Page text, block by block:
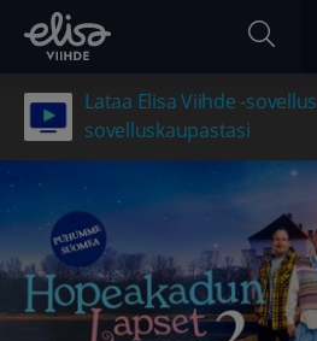
Lataa Elisa Viihde -sovellus
sovelluskaupastasi